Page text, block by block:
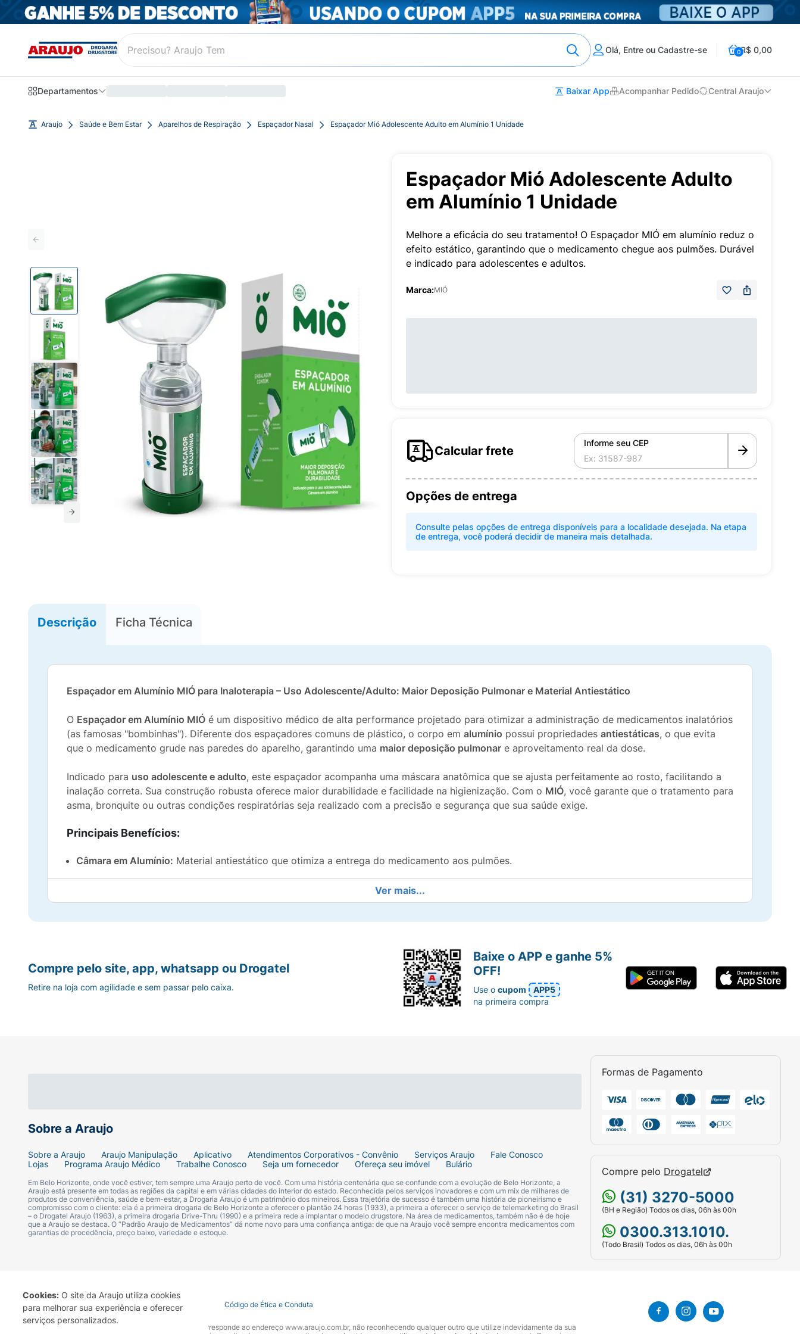
Cookies: O site da Araujo utiliza cookies
para melhorar sua experiência e oferecer
serviços personalizados.
Olá, Entre ou Cadastre-se 0R$ 0,00
Departamentos Baixar App Acompanhar Pedido Central Araujo
Araujo Saúde e Bem Estar Aparelhos de Respiração Espaçador Nasal Espaçador Mió Adolescente Adulto em Alumínio 1 Unidade
Espaçador Mió Adolescente Adulto
em Alumínio 1 Unidade
Melhore a eficácia do seu tratamento! O Espaçador MIÓ em alumínio reduz o
efeito estático, garantindo que o medicamento chegue aos pulmões. Durável
e indicado para adolescentes e adultos.
Marca:MIÓ
Calcular frete
Informe seu CEP
Opções de entrega
Consulte pelas opções de entrega disponíveis para a localidade desejada. Na etapa
de entrega, você poderá decidir de maneira mais detalhada.
Descrição Ficha Técnica
Espaçador em Alumínio MIÓ para Inaloterapia – Uso Adolescente/Adulto: Maior Deposição Pulmonar e Material Antiestático
O Espaçador em Alumínio MIÓ é um dispositivo médico de alta performance projetado para otimizar a administração de medicamentos inalatórios
(as famosas "bombinhas"). Diferente dos espaçadores comuns de plástico, o corpo em alumínio possui propriedades antiestáticas, o que evita
que o medicamento grude nas paredes do aparelho, garantindo uma maior deposição pulmonar e aproveitamento real da dose.
Indicado para uso adolescente e adulto, este espaçador acompanha uma máscara anatômica que se ajusta perfeitamente ao rosto, facilitando a
inalação correta. Sua construção robusta oferece maior durabilidade e facilidade na higienização. Com o MIÓ, você garante que o tratamento para
asma, bronquite ou outras condições respiratórias seja realizado com a precisão e segurança que sua saúde exige.
Principais Benefícios:
Câmara em Alumínio: Material antiestático que otimiza a entrega do medicamento aos pulmões.
Garante que a dose inalada seja aproveitada ao máximo, reduzindo desperdícios.
Material resistente e de longa vida útil se comparado aos modelos plásticos.
Fácil de Usar e Limpar:Componentes desmontáveis que facilitam a manutenção da higiene.
Compatível com a maioria dos inaladores dosemetrados (bombinhas) do mercado.
Mantenha a máscara no rosto por cerca de 10 segundos antes de retirá-la.
Ficha Técnica:
Marca: MIÓ.
Indicação:Adolescentes e Adultos.
Ver mais...
Sobre a Araujo
Sobre a Araujo Araujo Manipulação Aplicativo Atendimentos Corporativos - Convênio Serviços Araujo
Fale Conosco
Lojas
Programa Araujo Médico Trabalhe Conosco Seja um fornecedor Ofereça seu imóvel Bulário
Em Belo Horizonte, onde você estiver, tem sempre uma Araujo perto de você. Com uma história centenária que se confunde com a evolução de Belo Horizonte, a
Araujo está presente em todas as regiões da capital e em várias cidades do interior do estado. Reconhecida pelos serviços inovadores e com um mix de milhares de
produtos de conveniência, saúde e bem-estar, a Drogaria Araujo é um patrimônio dos mineiros. Essa trajetória de sucesso é também uma história de pioneirismo e
compromisso com o cliente: ela é a primeira drogaria de Belo Horizonte a oferecer o plantão 24 horas (1933), a primeira a oferecer o serviço de telemarketing do Brasil
– o Drogatel Araujo (1963), a primeira drogaria Drive-Thru (1990) e a primeira rede a implantar o modelo drugstore. Na área de medicamentos, também não é de hoje
que a Araujo se destaca. O “Padrão Araujo de Medicamentos” dá nome novo para uma confiança antiga: de que na Araujo você sempre encontra medicamentos com
garantias de procedência, preço baixo, variedade e estoque.
Formas de Pagamento
Compre pelo Drogatel
(31) 3270-5000
(BH e Região) Todos os dias, 06h às 00h
0300.313.1010.
(Todo Brasil) Todos os dias, 06h às 00h
Compre pelo site, app, whatsapp ou Drogatel
Retire na loja com agilidade e sem passar pelo caixa.
Baixe o APP e ganhe 5%
OFF!
Use ocupom
APP5
na primeira compra
Termo de Uso Portal da Privacidade Covid-19 Código de Ética e Conduta
A Drogaria Araujo S/A informa que o seu site oficial corresponde ao endereço www.araujo.com.br, não reconhecendo qualquer outro que utilize indevidamente da sua